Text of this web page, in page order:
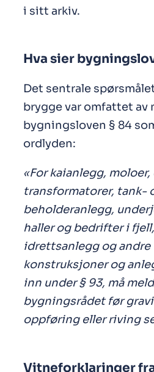
i sitt arkiv.
Hva sier
Det sentrale
brygge var omfattet av
bygningsloven § 84
ordlyden:
«For kaianlegg, moloer,
transformatorer, tank-
beholderanlegg,
haller og bedrifter i
idrettsanlegg og andre
konstruksjoner og
inn under § 93, må
bygningsrådet før
oppføring eller riving
Vitneforklaringer